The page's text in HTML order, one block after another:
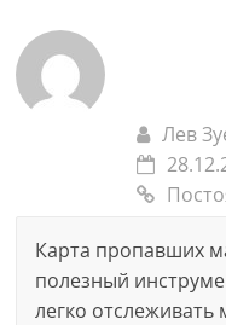
Лев
Карта пропавших
полезный
легко